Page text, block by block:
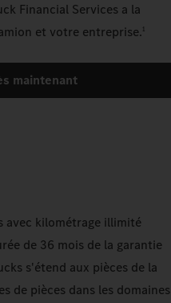
Financial Services a la
et votre entreprise.1
maintenant
avec kilométrage illimité
de 36 mois de la garantie
s'étend aux pièces de la
de pièces dans les domaines